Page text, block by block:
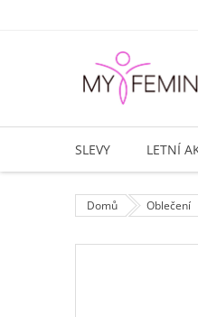
SLEVY LETNÍ
Domů Oblečení